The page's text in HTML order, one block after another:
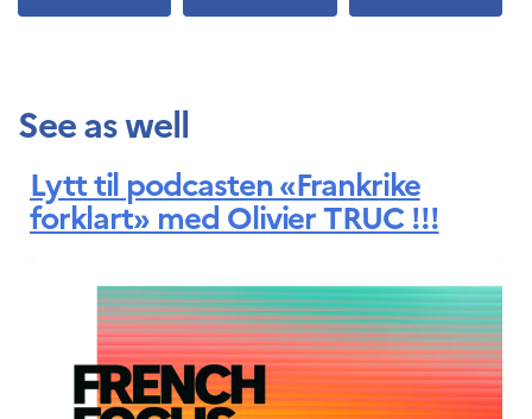
See as well
Lytt til podcasten «Frankrike
forklart» med Olivier TRUC !!!